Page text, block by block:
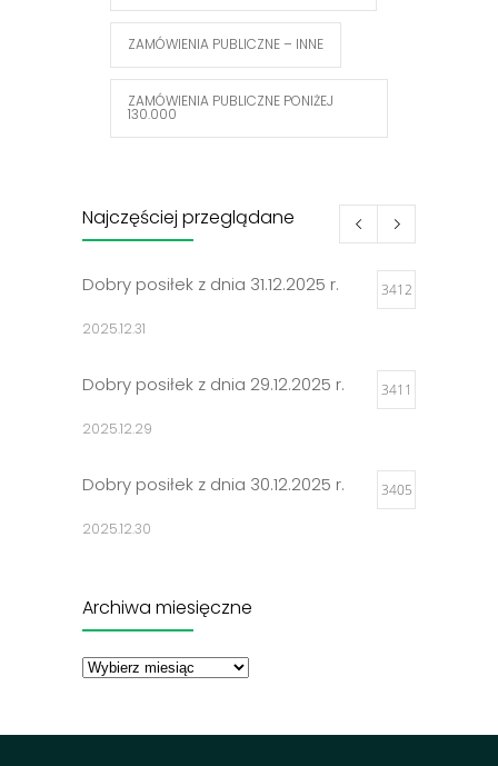
ZAMÓWIENIA PUBLICZNE – INNE
ZAMÓWIENIA PUBLICZNE PONIŻEJ
130.000
Najczęściej przeglądane
Dobry posiłek z dnia 31.12.2025 r. 3412
2025.12.31
Dobry posiłek z dnia 29.12.2025 r. 3411
2025.12.29
Dobry posiłek z dnia 30.12.2025 r. 3405
2025.12.30
2024.12.27
Dobry posiłek z dnia 23.12.2025 r.
Archiwa miesięczne
miesięczne